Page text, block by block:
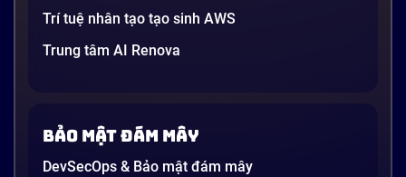
Trí tuệ nhân tạo tạo sinh AWS
Trung tâm AI Renova
Bảo mật đám mây
DevSecOps & Bảo mật đám mây